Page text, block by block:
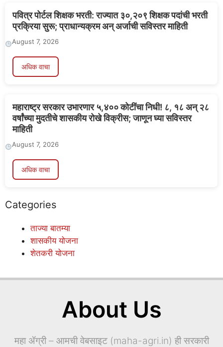
पवित्र पोर्टल शिक्षक भरती: राज्यात ३०,२०९ शिक्षक पदांची भरती
प्रक्रिया सुरू; प्राधान्यक्रम अन् अर्जाची सविस्तर माहिती
August 7, 2026
अधिक वाचा
महाराष्ट्र सरकार उभारणार ५,४०० कोटींचा निधी! ८, १८ अन् २८
वर्षांच्या मुदतीचे शासकीय रोखे विक्रीस; जाणून घ्या सविस्तर
माहिती
August 7, 2026
अधिक वाचा
Categories
ताज्या बातम्या
शासकीय योजना
शेतकरी योजना
About Us
महा ॲग्री – आमची वेबसाइट (maha-agri.in) ही सरकारी